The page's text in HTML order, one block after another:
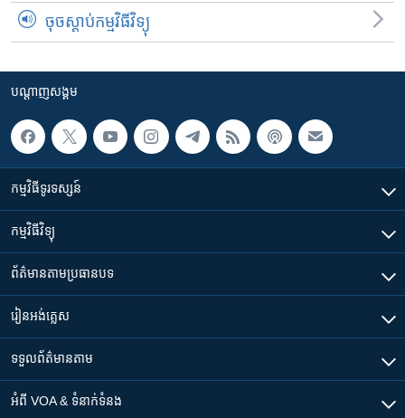
ចុចស្តាប់កម្មវិធីវិទ្យុ
បណ្តាញ​សង្គម
កម្មវិធី​ទូរទស្សន៍
កម្មវិធី​វិទ្យុ
ព័ត៌មាន​តាមប្រធានបទ​
រៀន​​អង់គ្លេស
ទទួល​ព័ត៌មាន​តាម
អំពី​ VOA & ទំនាក់ទំនង